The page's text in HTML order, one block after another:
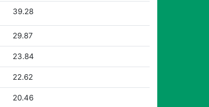
39.28
29.87
23.84
22.62
20.46